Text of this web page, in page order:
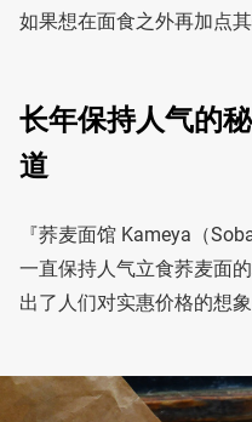
如果想在面食之外再加点
长年保持人气的
道
『荞麦面馆 Kameya（
一直保持人气立食荞麦面
出了人们对实惠价格的想象